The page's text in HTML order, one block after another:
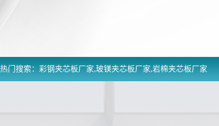
热门搜索： 彩钢夹芯板厂家,玻镁夹芯板厂家,岩棉夹芯板厂家